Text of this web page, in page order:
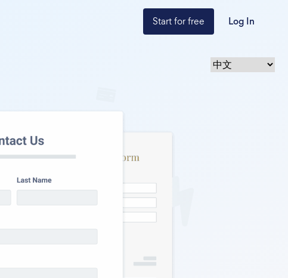
Start for free Log In